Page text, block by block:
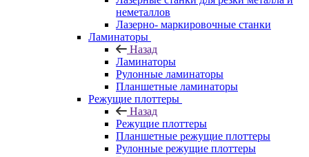
неметаллов
Лазерно- маркировочные станки
Ламинаторы
Назад
Ламинаторы
Рулонные ламинаторы
Планшетные ламинаторы
Режущие плоттеры
Назад
Режущие плоттеры
Планшетные режущие плоттеры
Рулонные режущие плоттеры